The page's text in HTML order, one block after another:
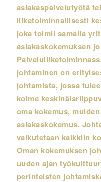
asiakaspalvelutyötä
liiketoiminnallisesti
joka toimii samalla
asiakaskokemuksen
johtaminen on
johtamista, jossa
kolme
oma kokemus,
asiakaskokemus.
vaikutetaan kaikkiin
Oman kokemuksen
uuden ajan
perinteisten